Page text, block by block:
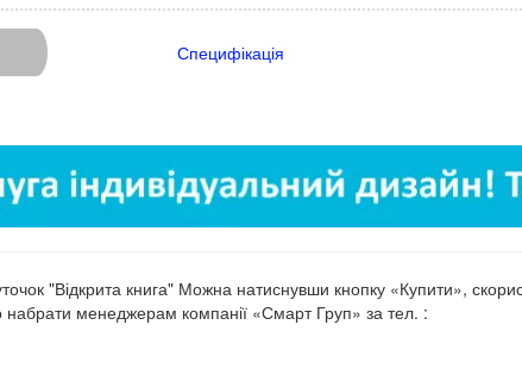
Специфікація
"Відкрита книга" Можна натиснувши кнопку «Купити»,
менеджерам компанії «Смарт Груп» за тел. :